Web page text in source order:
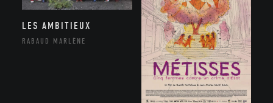
LES AMBITIEUX
RABAUD MARLÈNE